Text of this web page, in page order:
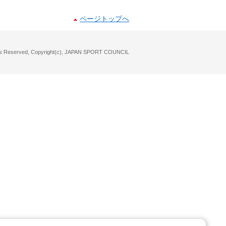
ページトップへ
Reserved, Copyright(c), JAPAN SPORT COUNCIL